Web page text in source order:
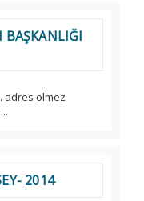
BAŞKANLIĞI
adres olmez
2014